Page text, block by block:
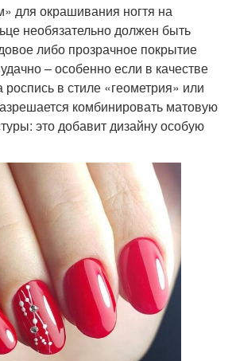
для окрашивания ногтя на
необязательно должен быть
либо прозрачное покрытие
– особенно если в качестве
в стиле «геометрия» или
комбинировать матовую
это добавит дизайну особую